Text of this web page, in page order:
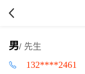
男/ 先生
132****2461